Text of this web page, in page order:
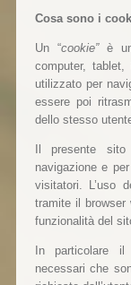
Cosa sono i
Un “cookie” è
computer,
utilizzato per
essere poi
dello stesso
Il presente
navigazione e
visitatori. L’uso
tramite il
funzionalità del
In particolare
necessari che